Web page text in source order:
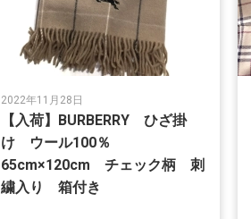
2022年11月28日
【入荷】BURBERRY ひざ掛
け ウール100％
65cm×120cm チェック柄 刺
繍入り 箱付き